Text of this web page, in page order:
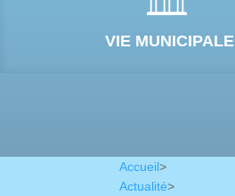
VIE MUNICIPALE
Accueil>
Actualité>